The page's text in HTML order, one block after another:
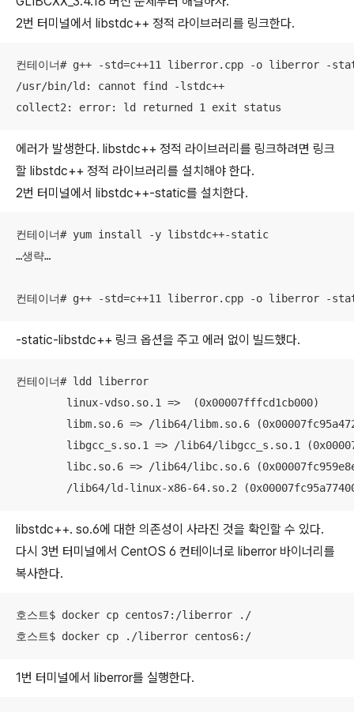
2번 터미널에서 libstdc++ 정적 라이브러리를 링크한다.
컨테이너# g++ -std=c++11 liberror.cpp -o liberror -
/usr/bin/ld: cannot find -lstdc++
collect2: error: ld returned 1 exit status
에러가 발생한다. libstdc++ 정적 라이브러리를 링크하려면 링크
할 libstdc++ 정적 라이브러리를 설치해야 한다.
2번 터미널에서 libstdc++-static를 설치한다.
컨테이너# yum install -y libstdc++-static
…생략…
컨테이너# g++ -std=c++11 liberror.cpp -o liberror -
-static-libstdc++ 링크 옵션을 주고 에러 없이 빌드했다.
컨테이너# ldd liberror
/lib64/ld-linux-x86-64.so.2
libstdc++. so.6에 대한 의존성이 사라진 것을 확인할 수 있다.
다시 3번 터미널에서 CentOS 6 컨테이너로 liberror 바이너리를
복사한다.
호스트$ docker cp centos7:/liberror ./
호스트$ docker cp ./liberror centos6:/
1번 터미널에서 liberror를 실행한다.